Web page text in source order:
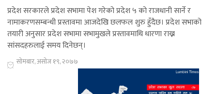
प्रदेश सरकारले प्रदेश सभामा पेश गरेको प्रदेश ५ को राजधानी सार्ने र
नामाकरणसम्बन्धी प्रस्तावमा आजदेखि छलफल शुरु हुँदैछ। प्रदेश सभाको
तयारी अनुसार प्रदेश सभामा सभामुखले प्रस्तावमाथि धारणा राख्न
सांसदहरुलाई समय दिनेछन्।
सोमबार, असोज १९, २०७७